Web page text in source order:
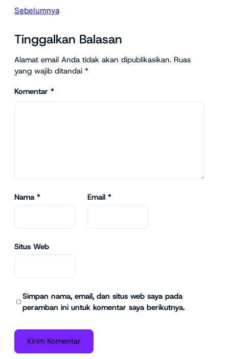
Sebelumnya
Tinggalkan Balasan
Alamat email Anda tidak akan dipublikasikan. Ruas
yang wajib ditandai *
Komentar *
Nama * Email *
Situs Web
Simpan nama, email, dan situs web saya pada
peramban ini untuk komentar saya berikutnya.